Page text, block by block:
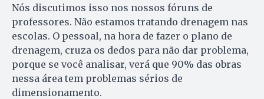
Nós discutimos isso nos nossos fóruns de
professores. Não estamos tratando drenagem nas
escolas. O pessoal, na hora de fazer o plano de
drenagem, cruza os dedos para não dar problema,
porque se você analisar, verá que 90% das obras
nessa área tem problemas sérios de
dimensionamento.